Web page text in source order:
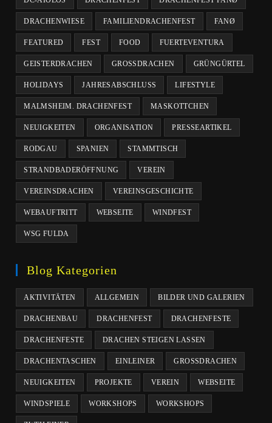
DRACHENWIESE FAMILIENDRACHENFEST FANØ
FEATURED FEST FOOD FUERTEVENTURA
GEISTERDRACHEN GROSSDRACHEN GRÜNGÜRTEL
HOLIDAYS JAHRESABSCHLUSS LIFESTYLE
MALMSHEIM. DRACHENFEST MASKOTTCHEN
NEUIGKEITEN ORGANISATION PRESSEARTIKEL
RODGAU SPANIEN STAMMTISCH
STRANDBADERÖFFNUNG VEREIN
VEREINSDRACHEN VEREINSGESCHICHTE
WEBAUFTRITT WEBSEITE WINDFEST
WSG FULDA
Blog Kategorien
AKTIVITÄTEN ALLGEMEIN BILDER UND GALERIEN
DRACHENBAU DRACHENFEST DRACHENFESTE
DRACHENFESTE DRACHEN STEIGEN LASSEN
DRACHENTASCHEN EINLEINER GROSSDRACHEN
NEUIGKEITEN PROJEKTE VEREIN WEBSEITE
WINDSPIELE WORKSHOPS WORKSHOPS